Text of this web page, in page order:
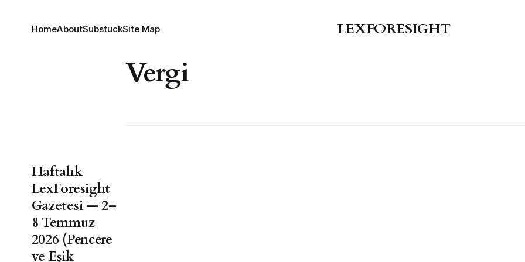
LEXFORESIGHT
HomeAboutSubstuckSite Map
Vergi
Haftalık
LexForesight
Gazetesi — 2–
8 Temmuz
2026 (Pencere
ve Eşik